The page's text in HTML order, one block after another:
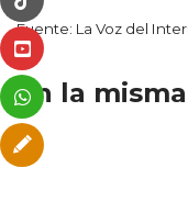
Fuente: La Voz del
En la